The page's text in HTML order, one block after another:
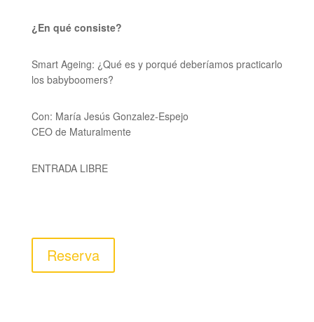
¿En qué consiste?
Smart Ageing: ¿Qué es y porqué deberíamos practicarlo
los babyboomers?
Con: María Jesús Gonzalez-Espejo
CEO de Maturalmente
ENTRADA LIBRE
Reserva